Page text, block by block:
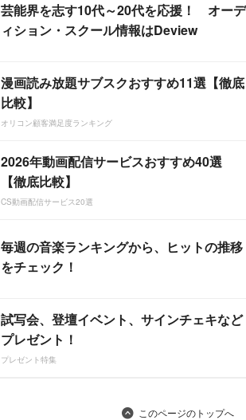
芸能界を志す10代～20代を応援！ オーデ
ィション・スクール情報はDeview
漫画読み放題サブスクおすすめ11選【徹底
比較】
オリコン顧客満足度ランキング
2026年動画配信サービスおすすめ40選
【徹底比較】
CS動画配信サービス20選
毎週の音楽ランキングから、ヒットの推移
をチェック！
試写会、登壇イベント、サインチェキなど
プレゼント！
プレゼント特集
このページのトップへ